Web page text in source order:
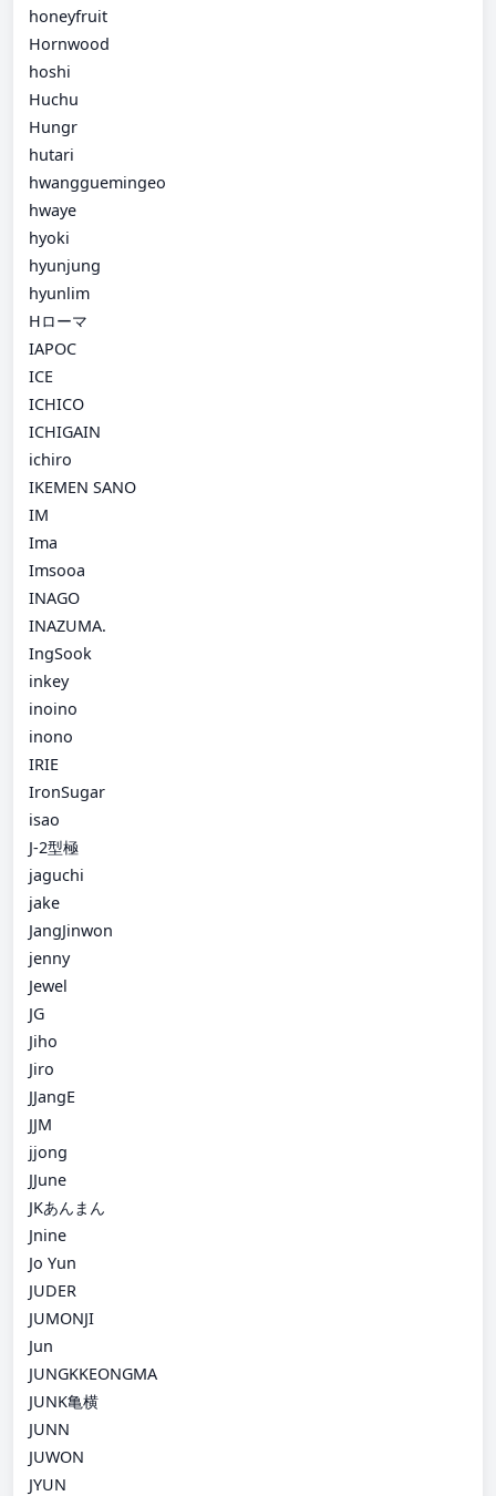
honeyfruit
Hornwood
hoshi
Huchu
Hungr
hutari
hwangguemingeo
hwaye
hyoki
hyunjung
hyunlim
Hローマ
IAPOC
ICE
ICHICO
ICHIGAIN
ichiro
IKEMEN SANO
IM
Ima
Imsooa
INAGO
INAZUMA.
IngSook
inkey
inoino
inono
IRIE
IronSugar
isao
J-2型極
jaguchi
jake
JangJinwon
jenny
Jewel
JG
Jiho
Jiro
JJangE
JJM
jjong
JJune
JKあんまん
Jnine
Jo Yun
JUDER
JUMONJI
Jun
JUNGKKEONGMA
JUNK亀横
JUNN
JUWON
JYUN